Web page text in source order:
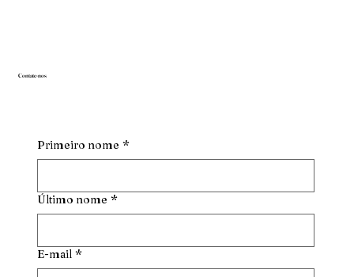
Contate-nos
Primeiro nome *
Último nome *
E-mail *